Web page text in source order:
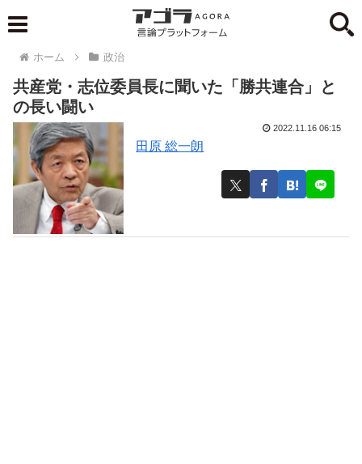
ホーム 政治
共産党・志位委員長に聞いた「勝共連合」と
の長い闘い
田原 総一朗
2022.11.16 06:15